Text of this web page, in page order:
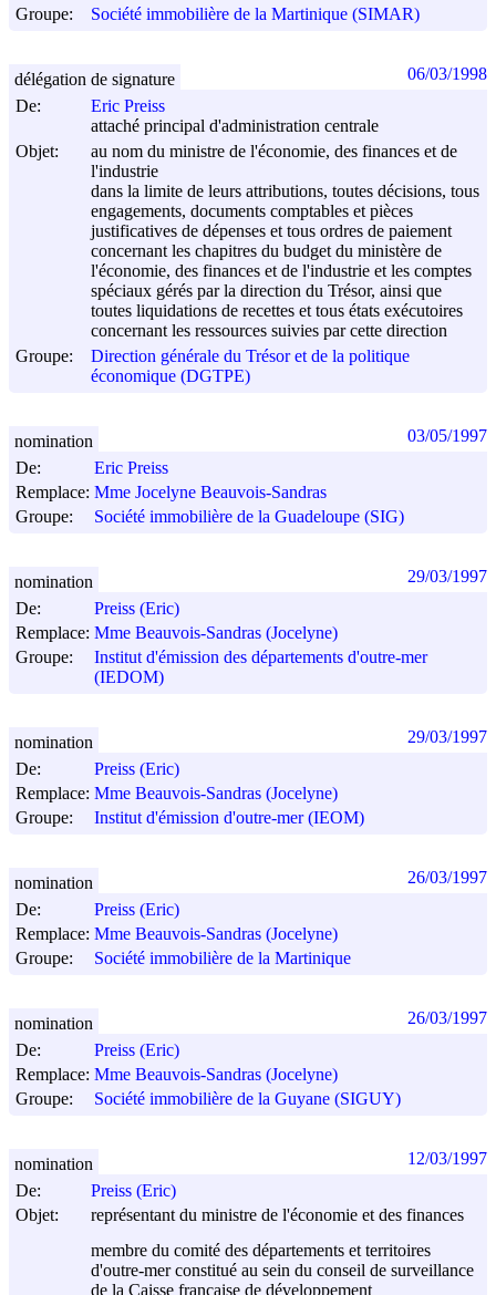
Groupe:
Société immobilière de la Martinique (SIMAR)
De:
Eric Preiss
attaché principal d'administration centrale
Objet:
au nom du ministre de l'économie, des finances et de
l'industrie
dans la limite de leurs attributions, toutes décisions, tous
engagements, documents comptables et pièces
justificatives de dépenses et tous ordres de paiement
concernant les chapitres du budget du ministère de
l'économie, des finances et de l'industrie et les comptes
spéciaux gérés par la direction du Trésor, ainsi que
toutes liquidations de recettes et tous états exécutoires
concernant les ressources suivies par cette direction
Groupe:
Direction générale du Trésor et de la politique
économique (DGTPE)
délégation de signature 06/03/1998
De:
Eric Preiss
Remplace: Mme Jocelyne Beauvois-Sandras
Groupe:
Société immobilière de la Guadeloupe (SIG)
nomination 03/05/1997
De:
Preiss (Eric)
Remplace: Mme Beauvois-Sandras (Jocelyne)
Groupe:
Institut d'émission des départements d'outre-mer
(IEDOM)
nomination 29/03/1997
De:
Preiss (Eric)
Remplace: Mme Beauvois-Sandras (Jocelyne)
Groupe:
Institut d'émission d'outre-mer (IEOM)
nomination 29/03/1997
De:
Preiss (Eric)
Remplace: Mme Beauvois-Sandras (Jocelyne)
Groupe:
Société immobilière de la Martinique
nomination 26/03/1997
De:
Preiss (Eric)
Remplace: Mme Beauvois-Sandras (Jocelyne)
Groupe:
Société immobilière de la Guyane (SIGUY)
nomination 26/03/1997
De:
Preiss (Eric)
Objet:
représentant du ministre de l'économie et des finances
membre du comité des départements et territoires
d'outre-mer constitué au sein du conseil de surveillance
de la Caisse française de développement
nomination 12/03/1997